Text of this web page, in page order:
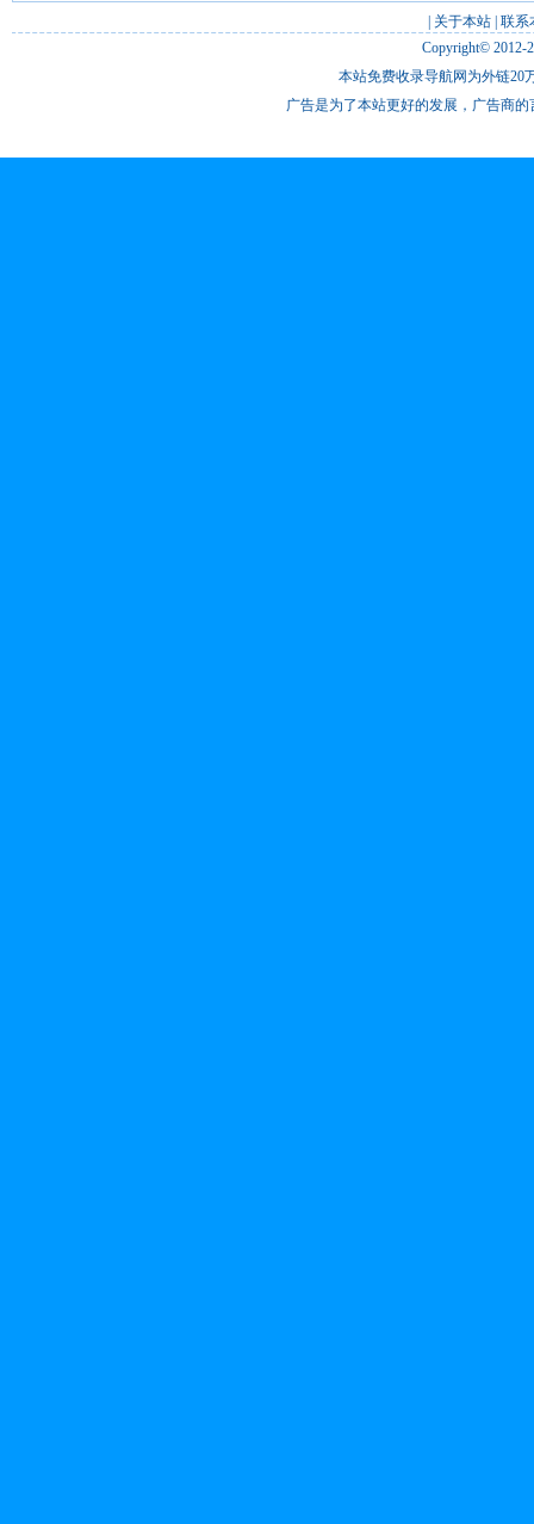
关于本站 联系
Copyright© 2012-
本站免费收录导航网为外链20
广告是为了本站更好的发展，广告商